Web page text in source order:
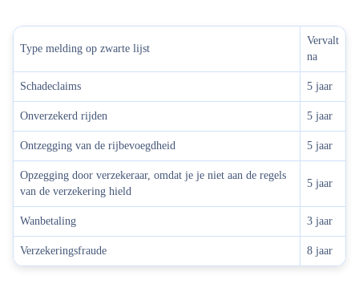
Type melding op zwarte lijst
Vervalt
na
Schadeclaims 5 jaar
Onverzekerd rijden 5 jaar
Ontzegging van de rijbevoegdheid 5 jaar
Opzegging door verzekeraar, omdat je je niet aan de regels
van de verzekering hield
5 jaar
Wanbetaling 3 jaar
Verzekeringsfraude 8 jaar